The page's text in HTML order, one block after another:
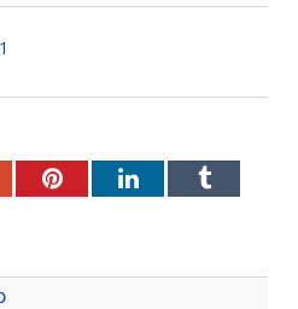
PinterestLinkedInTumblr